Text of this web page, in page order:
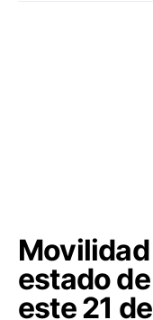
estado
este 21